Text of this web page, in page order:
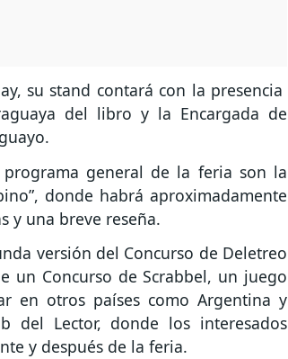
su stand contará con la presencia
del libro y la Encargada de
general de la feria son la
donde habrá aproximadamente
y una breve reseña.
versión del Concurso de Deletreo
un Concurso de Scrabbel, un juego
en otros países como Argentina y
del Lector, donde los interesados
y después de la feria.